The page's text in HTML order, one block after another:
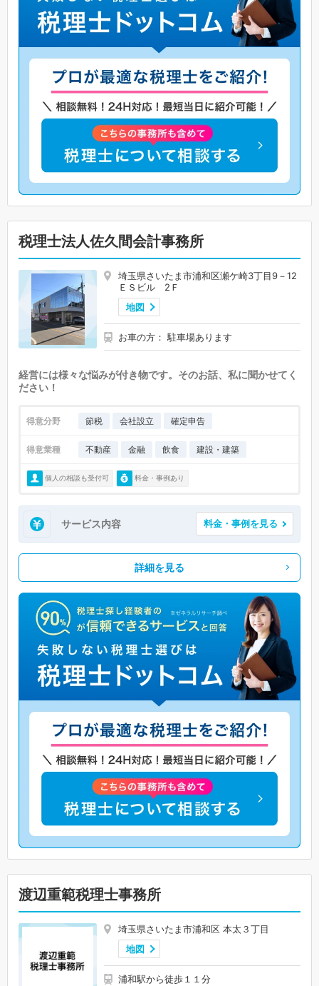
税理士法人佐久間会計事務所
埼玉県さいたま市浦和区瀬ケ崎3丁目9－12
ＥＳビル 2Ｆ
地図
お車の方： 駐車場あります
経営には様々な悩みが付き物です。そのお話、私に聞かせてく
ださい！
得意分野 節税 会社設立 確定申告
得意業種 不動産 金融 飲食 建設・建築
個人の相談も受付可 料金・事例あり
サービス内容 料金・事例を見る
詳細を見る
渡辺重範税理士事務所
埼玉県さいたま市浦和区 本太３丁目
地図
浦和駅から徒歩１１分